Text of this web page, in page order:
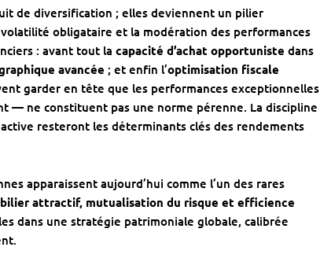
de diversification ; elles deviennent un pilier
obligataire et la modération des performances
: avant tout la capacité d’achat opportuniste dans
avancée ; et enfin l’optimisation fiscale
garder en tête que les performances exceptionnelles
— ne constituent pas une norme pérenne. La discipline
resteront les déterminants clés des rendements
apparaissent aujourd’hui comme l’un des rares
attractif, mutualisation du risque et efficience
dans une stratégie patrimoniale globale, calibrée